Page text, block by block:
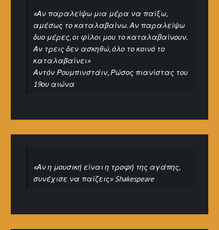
«Αν παραλείψω μια μέρα να παίξω,
αμέσως το καταλαβαίνω. Αν παραλείψω
δυο μέρες, οι φίλοι μου το καταλαβαίνουν.
Αν τρεις δεν ασκηθώ, όλο το κοινό το
καταλαβαίνει»
Αντόν Ρουμπινστάιν, Ρώσος πιανίστας του
19ου αιώνα
«Αν η μουσική είναι η τροφή της αγάπης,
συνέχισε να παίζεις» Shakespeare